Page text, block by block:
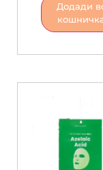
Додади